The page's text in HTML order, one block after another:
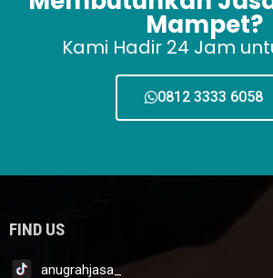
Mampet?
Kami Hadir 24 Jam
0812 3333 6058
FIND US
anugrahjasa_